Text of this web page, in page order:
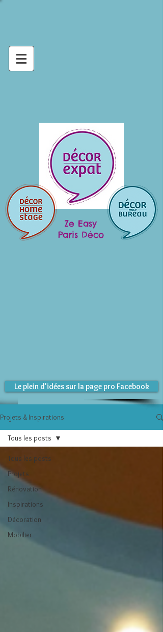
Ze Easy
Paris Déco
Le plein d'idées sur la page pro Facebook
Projets & Inspirations
Tous les posts
Projets
Rénovation
Inspirations
Décoration
Mobilier
Tous les posts